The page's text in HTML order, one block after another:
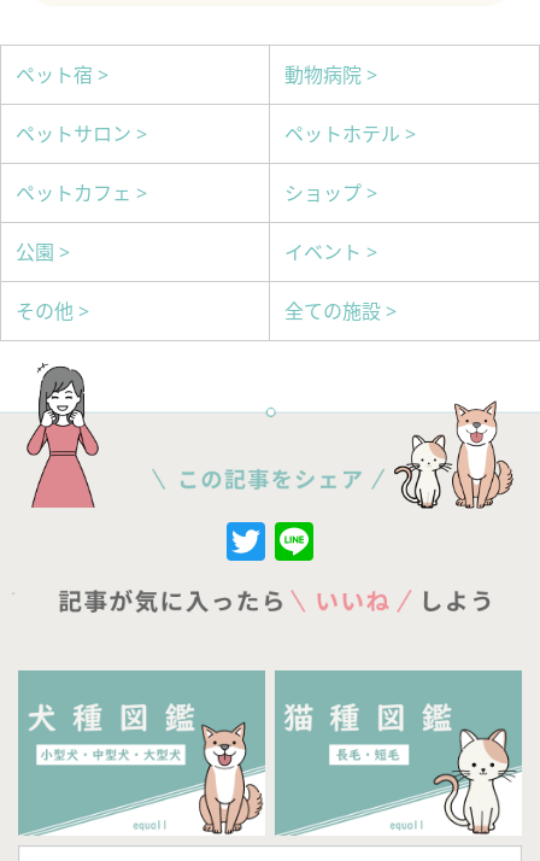
ペット宿 > 動物病院 >
ペットサロン > ペットホテル >
ペットカフェ > ショップ >
公園 > イベント >
その他 > 全ての施設 >
Twitter